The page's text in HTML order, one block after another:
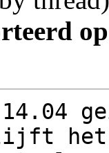
14.04